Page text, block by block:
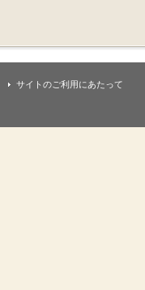
サイトのご利用にあたって